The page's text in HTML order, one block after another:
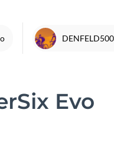
Giro
i:SY
Evo